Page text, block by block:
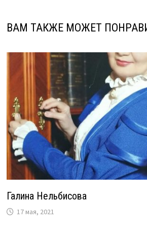
ВАМ ТАКЖЕ МОЖЕТ
Галина Нельбисова
17 мая, 2021